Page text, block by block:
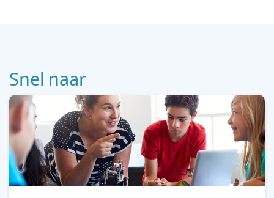
Snel naar